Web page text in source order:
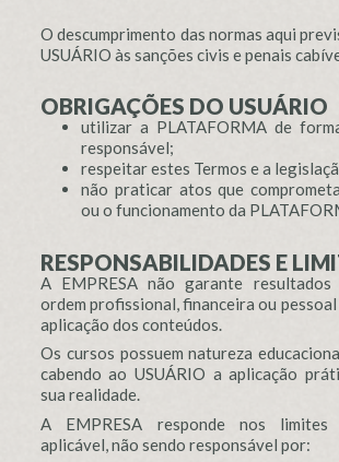
O descumprimento das normas aqui
USUÁRIO às sanções civis e penais
OBRIGAÇÕES DO USUÁRIO
utilizar a PLATAFORMA de
responsável;
respeitar estes Termos e a
não praticar atos que
ou o funcionamento da
RESPONSABILIDADES E
A EMPRESA não garante resultados
ordem profissional, financeira ou
aplicação dos conteúdos.
Os cursos possuem natureza
cabendo ao USUÁRIO a aplicação
sua realidade.
A EMPRESA responde nos limites
aplicável, não sendo responsável por: